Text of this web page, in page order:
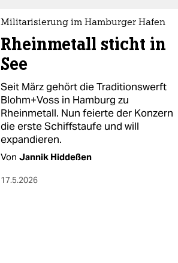
Militarisierung im Hamburger Hafen
Rheinmetall sticht in
See
Seit März gehört die Traditionswerft
Blohm+Voss in Hamburg zu
Rheinmetall. Nun feierte der Konzern
die erste Schiffstaufe und will
expandieren.
Von Jannik Hiddeßen
17.5.2026